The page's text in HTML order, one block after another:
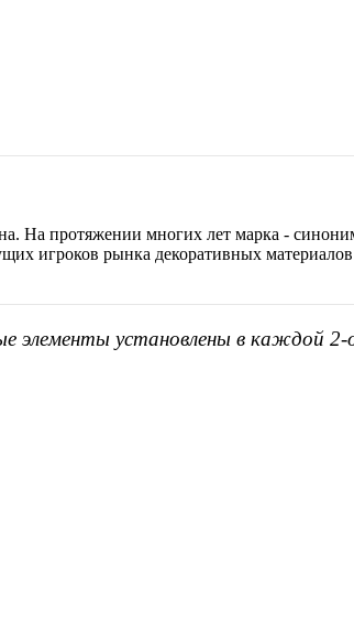
На протяжении многих лет марка -
игроков рынка декоративных
элементы установлены в каждой 2-